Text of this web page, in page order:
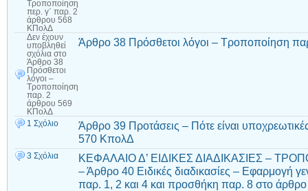
Τροποποίηση
περ. γ΄ παρ. 2
άρθρου 568
ΚΠολΔ
Δεν έχουν
υποβληθεί
σχόλια στο
Άρθρο 38
Πρόσθετοι
λόγοι –
Τροποποίηση
παρ. 2
άρθρου 569
ΚΠολΔ
Άρθρο 38 Πρόσθετοι λόγοι – Τροποποίηση
1 Σχόλιο
Άρθρο 39 Προτάσεις – Πότε είναι
570 ΚπολΔ
3 Σχόλια
ΚΕΦΑΛΑΙΟ Δ’ ΕΙΔΙΚΕΣ ΔΙΑΔΙΚΑΣΙΕΣ –
– Άρθρο 40 Ειδικές διαδικασίες – Εφαρμογή
παρ. 1, 2 και 4 και προσθήκη παρ. 8 στο